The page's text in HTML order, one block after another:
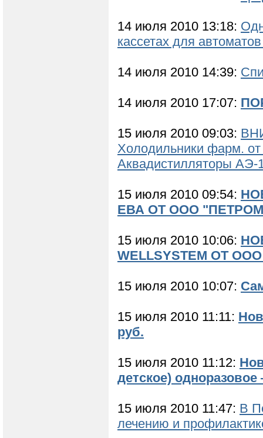
14 июля 2010 13:18:
кассетах для
14 июля 2010 14:39:
14 июля 2010 17:07:
15 июля 2010 09:03:
Холодильники фарм.
Аквадистилляторы АЭ-
15 июля 2010 09:54:
ЕВА ОТ ООО
15 июля 2010 10:06:
WELLSYSTEM ОТ
15 июля 2010 10:07:
15 июля 2010 11:11:
руб.
15 июля 2010 11:12:
детское)
15 июля 2010 11:47: В
лечению и